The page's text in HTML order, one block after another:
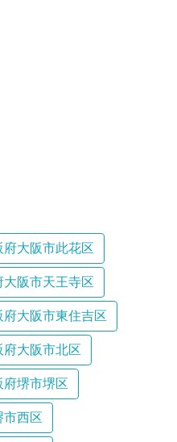
府大阪市此花区
大阪市天王寺区
府大阪市東住吉区
府大阪市北区
府堺市堺区
市西区